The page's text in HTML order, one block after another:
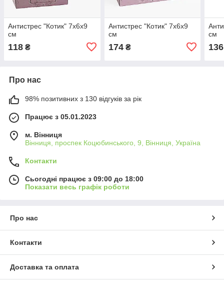
Антистрес "Котик" 7х6х9
см
118 ₴
Антистрес "Котик" 7х6х9
см
174₴
см
136
Про нас
98% позитивних з 130 відгуків за рік
Працює з 05.01.2023
м. Вінниця
Вінниця, проспек Коцюбинського, 9, Вінниця, Україна
Контакти
Сьогодні працює з 09:00 до 18:00
Показати весь графік роботи
Про нас
Контакти
Доставка та оплата